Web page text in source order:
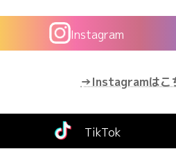
Instagram
→Instagramはこ
TikTok